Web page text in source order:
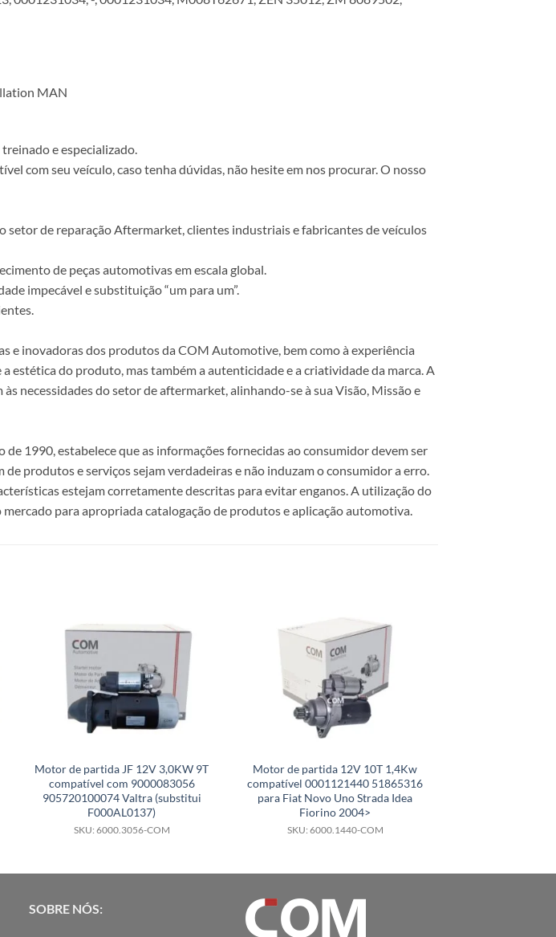
MAN
e especializado.
com seu veículo, caso tenha dúvidas, não hesite em nos procurar. O nosso
de reparação Aftermarket, clientes industriais e fabricantes de veículos
de peças automotivas em escala global.
impecável e substituição “um para um”.
e inovadoras dos produtos da COM Automotive, bem como à experiência
estética do produto, mas também a autenticidade e a criatividade da marca. A
necessidades do setor de aftermarket, alinhando-se à sua Visão, Missão e
1990, estabelece que as informações fornecidas ao consumidor devem ser
produtos e serviços sejam verdadeiras e não induzam o consumidor a erro.
estejam corretamente descritas para evitar enganos. A utilização do
para apropriada catalogação de produtos e aplicação automotiva.
Motor de partida JF 12V 3,0KW 9T
compatível com 9000083056
905720100074 Valtra (substitui
F000AL0137)
SKU: 6000.3056-COM
Motor de partida 12V 10T 1,4Kw
compatível 0001121440 51865316
para Fiat Novo Uno Strada Idea
Fiorino 2004>
SKU: 6000.1440-COM
SOBRE NÓS: